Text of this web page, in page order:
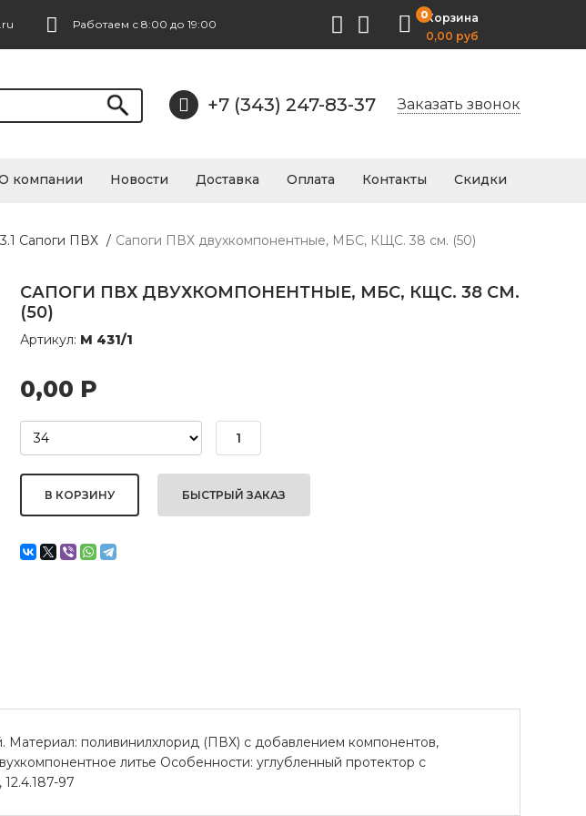
Работаем с 8:00 до 19:00
0Корзина
0,00 руб
+7 (343) 247-83-37 Заказать звонок
компании Новости Доставка Оплата Контакты Скидки
Сапоги ПВХ / Сапоги ПВХ двухкомпонентные, МБС, КЩС. 38 см. (50)
САПОГИ ПВХ ДВУХКОМПОНЕНТНЫЕ, МБС, КЩС. 38 СМ.
(50)
Артикул: М 431/1
0,00 Р
БЫСТРЫЙ ЗАКАЗ
Материал: поливинилхлорид (ПВХ) с добавлением компонентов,
литье Особенности: углубленный протектор с
97